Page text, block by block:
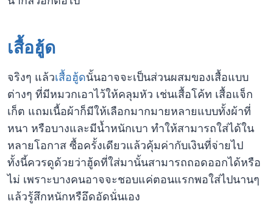
เสื้อฮู้ด
จริงๆ แล้วเสื้อฮู้ดนั้นอาจจะเป็นส่วนผสมของเสื้อแบบ
ต่างๆ ที่มีหมวกเอาไว้ให้คลุมหัว เช่นเสื้อโค้ท เสื้อแจ็ก
เก็ต แถมเนื้อผ้าก็มีให้เลือกมากมายหลายแบบทั้งผ้าที่
หนา หรือบางและมีน้ำหนักเบา ทำให้สามารถใส่ได้ใน
หลายโอกาส ซื้อครั้งเดียวแล้วคุ้มค่ากับเงินที่จ่ายไป
ทั้งนี้ควรดูด้วยว่าฮู้ดที่ใส่มานั้นสามารถถอดออกได้หรือ
ไม่ เพราะบางคนอาจจะชอบแค่ตอนแรกพอใส่ไปนานๆ
แล้วรู้สึกหนักหรือึดอัดนั่นเอง